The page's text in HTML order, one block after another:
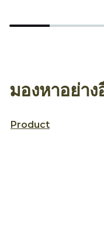
มองหาอย่าง
Product